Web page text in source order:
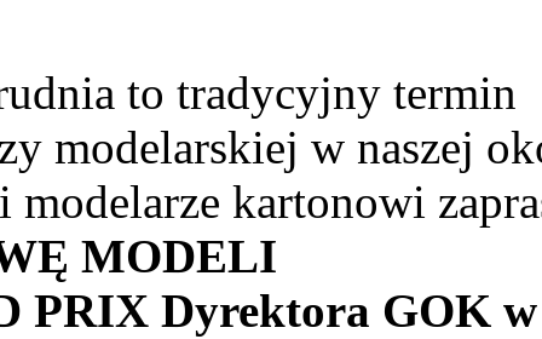
to tradycyjny termin
modelarskiej w naszej
kartonowi
MODELI
PRIX Dyrektora GOK w